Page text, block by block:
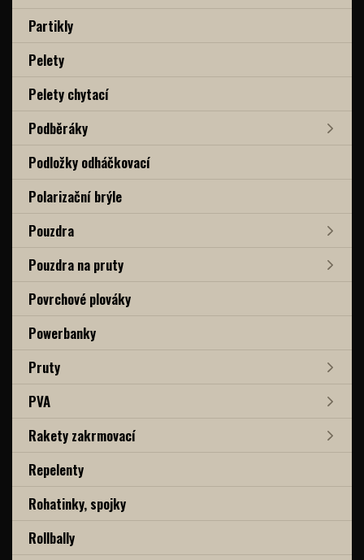
Partikly
Pelety
Pelety chytací
Podběráky
Podložky odháčkovací
Polarizační brýle
Pouzdra
Pouzdra na pruty
Povrchové plováky
Powerbanky
Pruty
PVA
Rakety zakrmovací
Repelenty
Rohatinky, spojky
Rollbally